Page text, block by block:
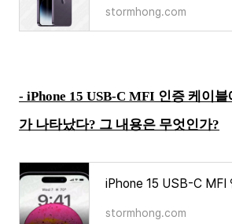
stormhong.com
- iPhone 15 USB-C MFI 인증 케이
가 나타났다? 그 내용은 무엇인가?
stormhong.com